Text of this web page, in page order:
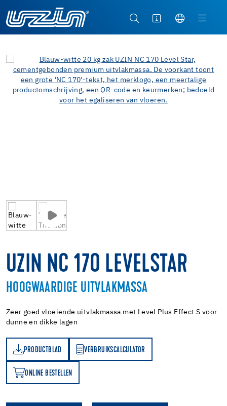
UZIN NC 170 LEVELSTAR
HOOGWAARDIGE UITVLAKMASSA
Zeer goed vloeiende uitvlakmassa met Level Plus Effect S voor
dunne en dikke lagen
PRODUCTBLAD VERBRUIKSCALCULATOR
VERBRUIKSCALCULATOR
ONLINE BESTELLEN